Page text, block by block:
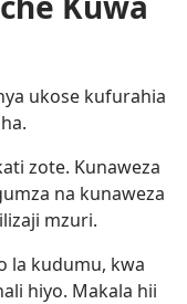
ukose kufurahia
zote. Kunaweza
na kunaweza
mzuri.
la kudumu, kwa
hiyo. Makala hii